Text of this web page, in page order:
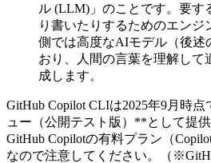
ル (LLM)」のことです。要す
り書いたりするためのエンジ
側では高度なAIモデル（後述
おり、人間の言葉を理解して
成します。
GitHub Copilot CLIは2025年9月時
ュー（公開テスト版）**として提
GitHub Copilotの有料プラン（
なので注意してください。（